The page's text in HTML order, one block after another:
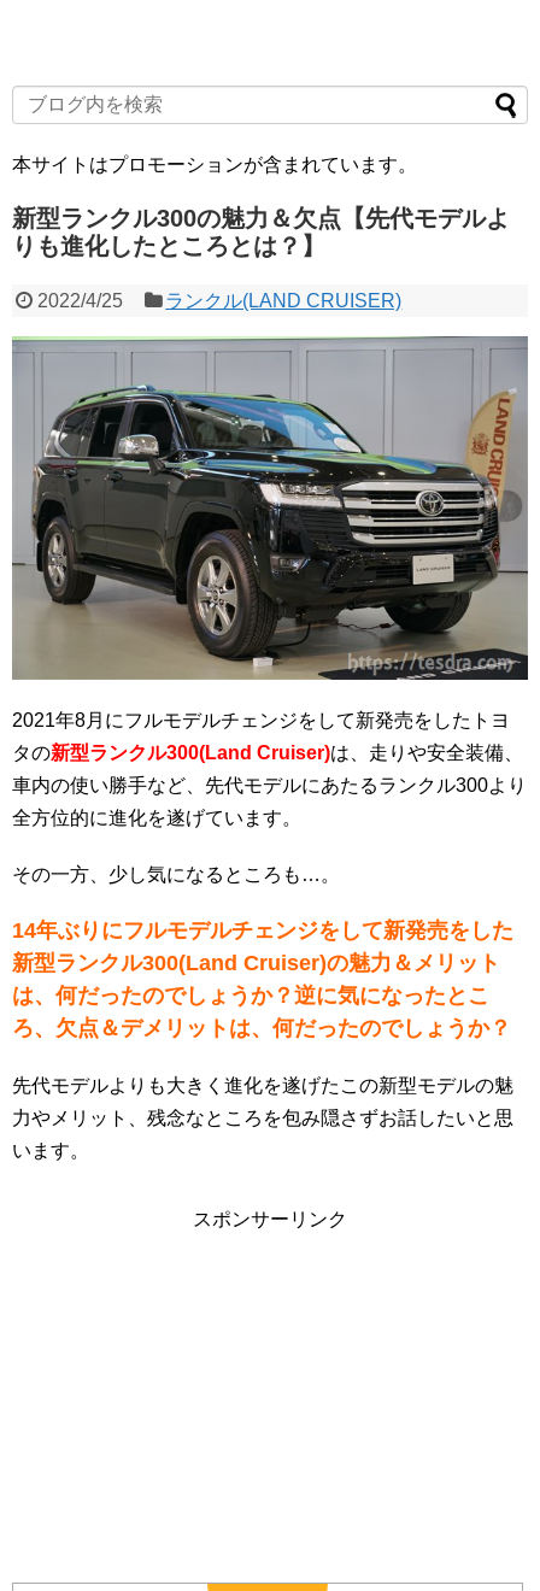
本サイトはプロモーションが含まれています。
新型ランクル300の魅力＆欠点【先代モデルよ
りも進化したところとは？】
2022/4/25 ランクル(LAND CRUISER)
2021年8月にフルモデルチェンジをして新発売をしたトヨ
タの新型ランクル300(Land Cruiser)は、走りや安全装備、
車内の使い勝手など、先代モデルにあたるランクル300より
全方位的に進化を遂げています。
その一方、少し気になるところも…。
14年ぶりにフルモデルチェンジをして新発売をした
新型ランクル300(Land Cruiser)の魅力＆メリット
は、何だったのでしょうか？逆に気になったとこ
ろ、欠点＆デメリットは、何だったのでしょうか？
先代モデルよりも大きく進化を遂げたこの新型モデルの魅
力やメリット、残念なところを包み隠さずお話したいと思
います。
スポンサーリンク